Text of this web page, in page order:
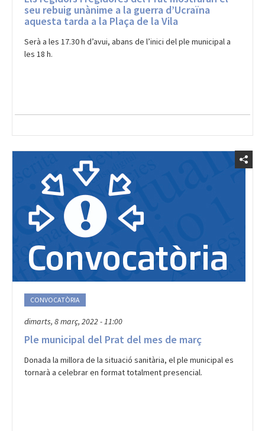
seu rebuig unànime a la guerra d’Ucraïna
aquesta tarda a la Plaça de la Vila
Serà a les 17.30 h d’avui, abans de l’inici del ple municipal a
les 18 h.
CONVOCATÒRIA
dimarts, 8 març, 2022 - 11:00
Ple municipal del Prat del mes de març
Donada la millora de la situació sanitària, el ple municipal es
tornarà a celebrar en format totalment presencial.